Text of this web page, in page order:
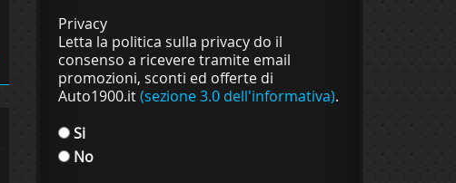
Privacy
Letta la politica sulla privacy do il
consenso a ricevere tramite email
promozioni, sconti ed offerte di
Auto1900.it(sezione 3.0 dell'informativa).
Si
No